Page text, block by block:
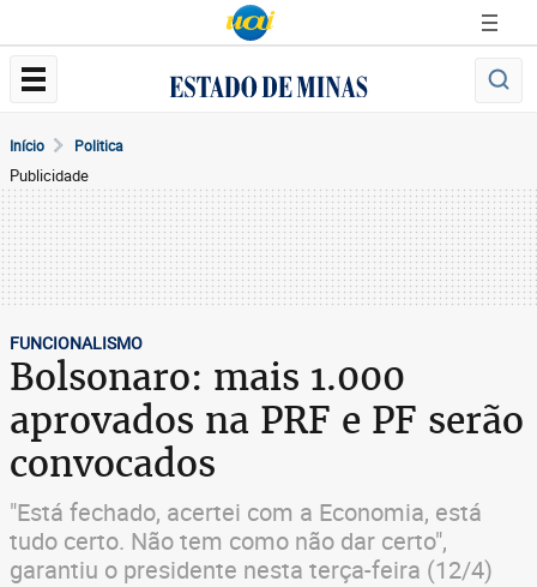
Início Politica
Publicidade
FUNCIONALISMO
Bolsonaro: mais 1.000
aprovados na PRF e PF serão
convocados
"Está fechado, acertei com a Economia, está
tudo certo. Não tem como não dar certo",
garantiu o presidente nesta terça-feira (12/4)